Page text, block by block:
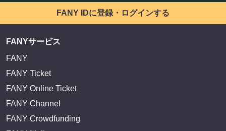
FANY IDに登録・ログインする
FANYサービス
FANY
FANY Ticket
FANY Online Ticket
FANY Channel
FANY Crowdfunding